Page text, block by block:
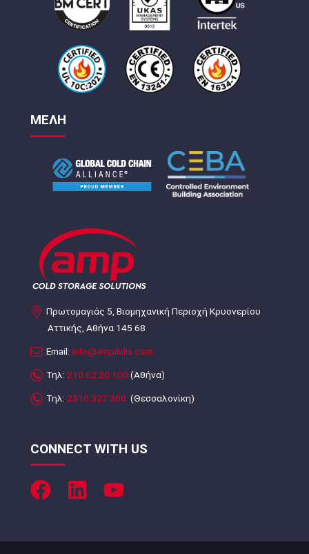
ΜΕΛΗ
Πρωτομαγιάς 5, Βιομηχανική Περιοχή Κρυονερίου
Αττικής, Αθήνα 145 68
Email: info@ampilalis.com
Τηλ: 210.62.20.100 (Αθήνα)
Τηλ: 2310.327.300 (Θεσσαλονίκη)
CONNECT WITH US